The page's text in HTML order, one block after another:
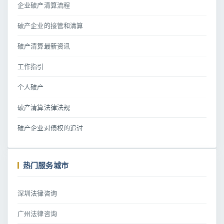
企业破产清算流程
破产企业的接管和清算
破产清算最新资讯
工作指引
个人破产
破产清算法律法规
破产企业对债权的追讨
热门服务城市
深圳法律咨询
广州法律咨询